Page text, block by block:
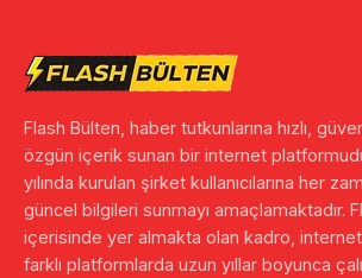
Flash Bülten, haber tutkunlarına hızlı,
özgün içerik sunan bir internet
yılında kurulan şirket kullanıcılarına her
güncel bilgileri sunmayı amaçlamaktadır.
içerisinde yer almakta olan kadro,
farklı platformlarda uzun yıllar boyunca